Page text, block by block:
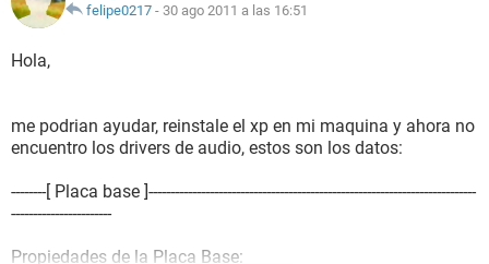
felipe0217 - 30 ago 2011 a las 16:51
Hola,
me podrian ayudar, reinstale el xp en mi maquina y ahora no
encuentro los drivers de audio, estos son los datos:
--------[ Placa base ]---------------------------------------------------------------------------
-----------------------
Propiedades de la Placa Base: